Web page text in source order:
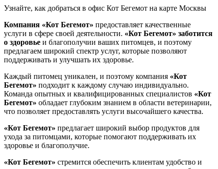
Узнайте, как добраться в офис Кот Бегемот на карте Москвы
Компания «Кот Бегемот» предоставляет качественные
услуги в сфере своей деятельности. «Кот Бегемот» заботится
о здоровье и благополучии ваших питомцев, и поэтому
предлагаем широкий спектр услуг, которые позволяют
поддерживать и улучшать их здоровье.
Каждый питомец уникален, и поэтому компания «Кот
Бегемот» подходит к каждому случаю индивидуально.
Команда опытных и квалифицированных специалистов «Кот
Бегемот» обладает глубоким знанием в области ветеринарии,
что позволяет предоставлять услуги высочайшего качества.
«Кот Бегемот» предлагает широкий выбор продуктов для
ухода за питомцами, которые помогают поддерживать их
здоровье и благополучие.
«Кот Бегемот» стремится обеспечить клиентам удобство и